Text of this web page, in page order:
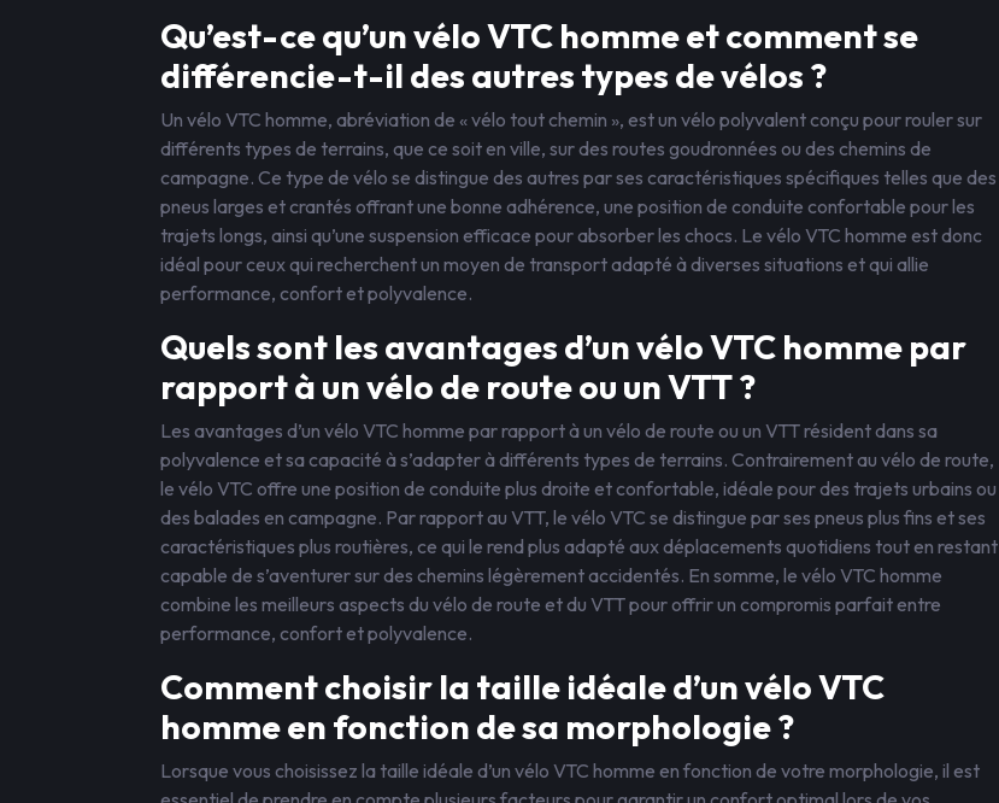
Qu’est-ce qu’un vélo VTC homme et comment se
différencie-t-il des autres types de vélos ?
Un vélo VTC homme, abréviation de « vélo tout chemin », est un vélo polyvalent conçu pour rouler sur
différents types de terrains, que ce soit en ville, sur des routes goudronnées ou des chemins de
campagne. Ce type de vélo se distingue des autres par ses caractéristiques spécifiques telles que des
pneus larges et crantés offrant une bonne adhérence, une position de conduite confortable pour les
trajets longs, ainsi qu’une suspension efficace pour absorber les chocs. Le vélo VTC homme est donc
idéal pour ceux qui recherchent un moyen de transport adapté à diverses situations et qui allie
performance, confort et polyvalence.
Quels sont les avantages d’un vélo VTC homme par
rapport à un vélo de route ou un VTT ?
Les avantages d’un vélo VTC homme par rapport à un vélo de route ou un VTT résident dans sa
polyvalence et sa capacité à s’adapter à différents types de terrains. Contrairement au vélo de route,
le vélo VTC offre une position de conduite plus droite et confortable, idéale pour des trajets urbains ou
des balades en campagne. Par rapport au VTT, le vélo VTC se distingue par ses pneus plus fins et ses
caractéristiques plus routières, ce qui le rend plus adapté aux déplacements quotidiens tout en restant
capable de s’aventurer sur des chemins légèrement accidentés. En somme, le vélo VTC homme
combine les meilleurs aspects du vélo de route et du VTT pour offrir un compromis parfait entre
performance, confort et polyvalence.
Comment choisir la taille idéale d’un vélo VTC
homme en fonction de sa morphologie ?
Lorsque vous choisissez la taille idéale d’un vélo VTC homme en fonction de votre morphologie, il est